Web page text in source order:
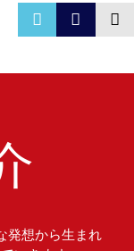
発想から生まれ